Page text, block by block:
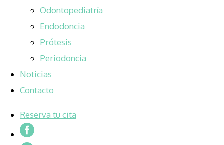
Odontopediatría
Endodoncia
Prótesis
Periodoncia
Noticias
Contacto
Reserva tu cita